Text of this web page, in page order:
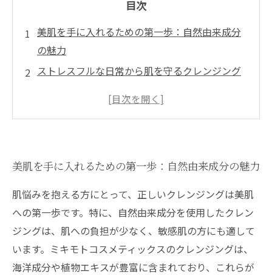
目次
美肌を手に入れるための第一歩：自然由来成分
の魅力
ストレスフルな日常から肌を守るクレンジング
ミキモトコスメティックスのクレンジングで体
ックス効果
エステ業界から学ぶ、美肌を引き出すクレンジ
ング方法
心地よいクレンジングがもたらす、心の癒しと
は？
毎日のスキンケアに取り入れたい、自然由来成
美肌を手に入れるための第一歩：自然由来成分の魅力
肌悩みを抱える方にとって、正しいクレンジングは美肌
への第一歩です。特に、自然由来成分を使用したクレン
ジングは、肌への負担が少なく、敏感肌の方にも適して
います。ミキモトコスメティックスのクレンジングは、
海洋成分や植物エキスが豊富に含まれており、これらが